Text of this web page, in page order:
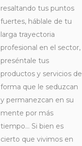
resaltando tus puntos
fuertes, háblale de tu
larga trayectoria
profesional en el sector,
preséntale tus
productos y servicios de
forma que le seduzcan
y permanezcan en su
mente por más
tiempo… Si bien es
cierto que vivimos en